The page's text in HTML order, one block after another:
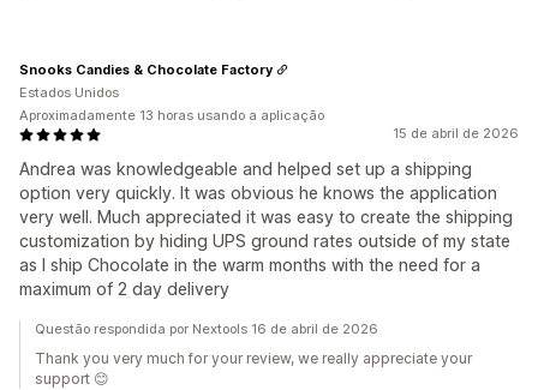
15 de abril de 2026
Andrea was knowledgeable and helped set up a shipping
option very quickly. It was obvious he knows the application
very well. Much appreciated it was easy to create the shipping
customization by hiding UPS ground rates outside of my state
as I ship Chocolate in the warm months with the need for a
maximum of 2 day delivery
Snooks Candies & Chocolate Factory
Estados Unidos
Aproximadamente 13 horas usando a aplicação
Questão respondida por Nextools 16 de abril de 2026
Thank you very much for your review, we really appreciate your
support 😊